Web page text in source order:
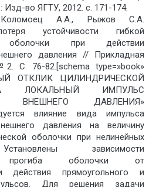
Изд-во ЯГТУ, 2012. с. 171-174.
А.А., Рыжов С.А.
устойчивости гибкой
оболочки при действии
давления // Прикладная
С. 76-82.[schema type=»book»
ОТКЛИК ЦИЛИНДРИЧЕСКОЙ
ЛОКАЛЬНЫЙ ИМПУЛЬС
ВНЕШНЕГО ДАВЛЕНИЯ»
влияние вида импульса
давления на величину
оболочки при нелинейных
зависимости
прогиба оболочки от
действия прямоугольного и
Для решения задачи